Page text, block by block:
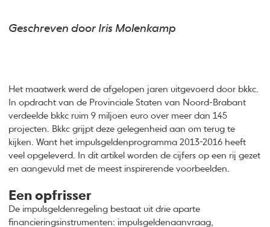
Geschreven door Iris Molenkamp
Het maatwerk werd de afgelopen jaren uitgevoerd door bkkc.
In opdracht van de Provinciale Staten van Noord-Brabant
verdeelde bkkc ruim 9 miljoen euro over meer dan 145
projecten. Bkkc grijpt deze gelegenheid aan om terug te
kijken. Want het impulsgeldenprogramma 2013-2016 heeft
veel opgeleverd. In dit artikel worden de cijfers op een rij gezet
en aangevuld met de meest inspirerende voorbeelden.
Een opfrisser
De impulsgeldenregeling bestaat uit drie aparte
financieringsinstrumenten: impulsgeldenaanvraag,